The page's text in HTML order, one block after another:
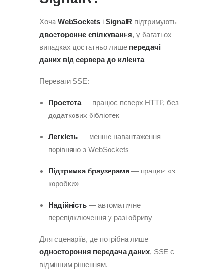
Хоча WebSockets і SignalR підтримують
двостороннє спілкування, у багатьох
випадках достатньо лише передачі
даних від сервера до клієнта.
Переваги SSE:
Простота— працює поверх HTTP, без
додаткових бібліотек
Легкість — менше навантаження
порівняно з WebSockets
Підтримка браузерами — працює «з
коробки»
Надійність — автоматичне
перепідключення у разі обриву
Для сценаріїв, де потрібна лише
одностороння передача даних, SSE є
відмінним рішенням.